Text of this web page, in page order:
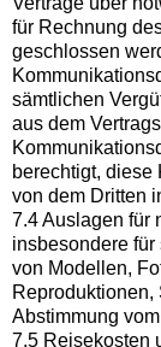
für Rechnung
geschlossen
sämtlichen
aus dem
berechtigt,
von dem Dritten
7.4 Auslagen für
insbesondere
von Modellen,
Reproduktionen,
Abstimmung
7.5 Reisekosten